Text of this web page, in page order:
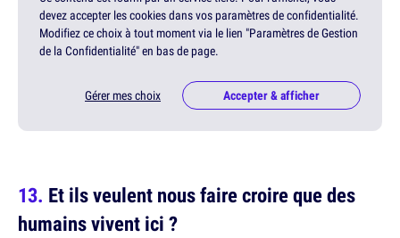
devez accepter les cookies dans vos paramètres de confidentialité.
Modifiez ce choix à tout moment via le lien "Paramètres de Gestion
de la Confidentialité" en bas de page.
Gérer mes choix Accepter & afficher
Et ils veulent nous faire croire que des
humains vivent ici ?